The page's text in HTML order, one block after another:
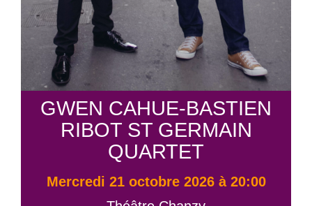
GWEN CAHUE-BASTIEN
RIBOT ST GERMAIN
QUARTET
mercredi 21 octobre 2026 à 20:00